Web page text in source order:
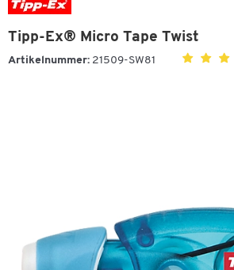
Tipp-Ex® Micro Tape Twist
Artikelnummer: 21509-SW81